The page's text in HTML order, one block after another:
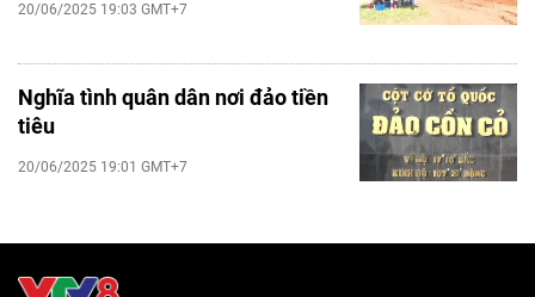
20/06/2025 19:03 GMT+7
Nghĩa tình quân dân nơi đảo tiền
tiêu
20/06/2025 19:01 GMT+7